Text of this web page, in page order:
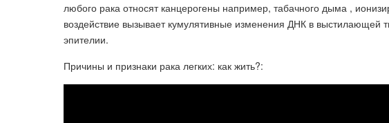
любого рака относят канцерогены например, табачного дыма ,
воздействие вызывает кумулятивные изменения ДНК в выстилающей
эпителии.
Причины и признаки рака легких: как жить?: